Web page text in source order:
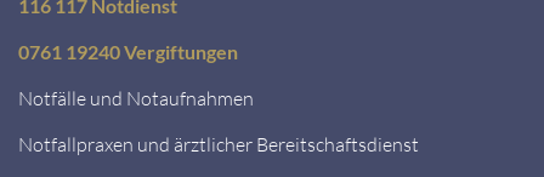
116 117 Notdienst
0761 19240 Vergiftungen
Notfälle und Notaufnahmen
Notfallpraxen und ärztlicher Bereitschaftsdienst